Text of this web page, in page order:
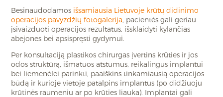
Besinaudodamos išsamiausia Lietuvoje krūtų didinimo
operacijos pavyzdžių fotogalerija, pacientės gali geriau
įsivaizduoti operacijos rezultatus, išsklaidyti kylančias
abejones bei apsispręsti gydymui.
Per konsultaciją plastikos chirurgas įvertins krūties ir jos
odos struktūrą, išmatuos atstumus, reikalingus implantui
bei liemenėlei parinkti, paaiškins tinkamiausią operacijos
būdą ir kurioje vietoje patalpins implantus (po didžiuoju
krūtinės raumeniu ar po krūties liauka). Implantai gali